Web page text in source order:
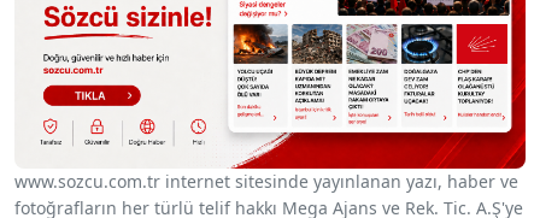
www.sozcu.com.tr internet sitesinde yayınlanan yazı, haber ve
fotoğrafların her türlü telif hakkı Mega Ajans ve Rek. Tic. A.Ş'ye